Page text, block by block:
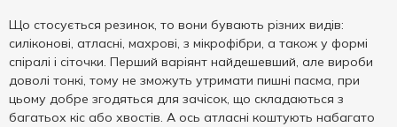
Що стосується резинок, то вони бувають різних видів:
силіконові, атласні, махрові, з мікрофібри, а також у формі
спіралі і сіточки. Перший варіянт найдешевший, але вироби
доволі тонкі, тому не зможуть утримати пишні пасма, при
цьому добре згодяться для зачісок, що складаються з
багатьох кіс або хвостів. А ось атласні коштують набагато